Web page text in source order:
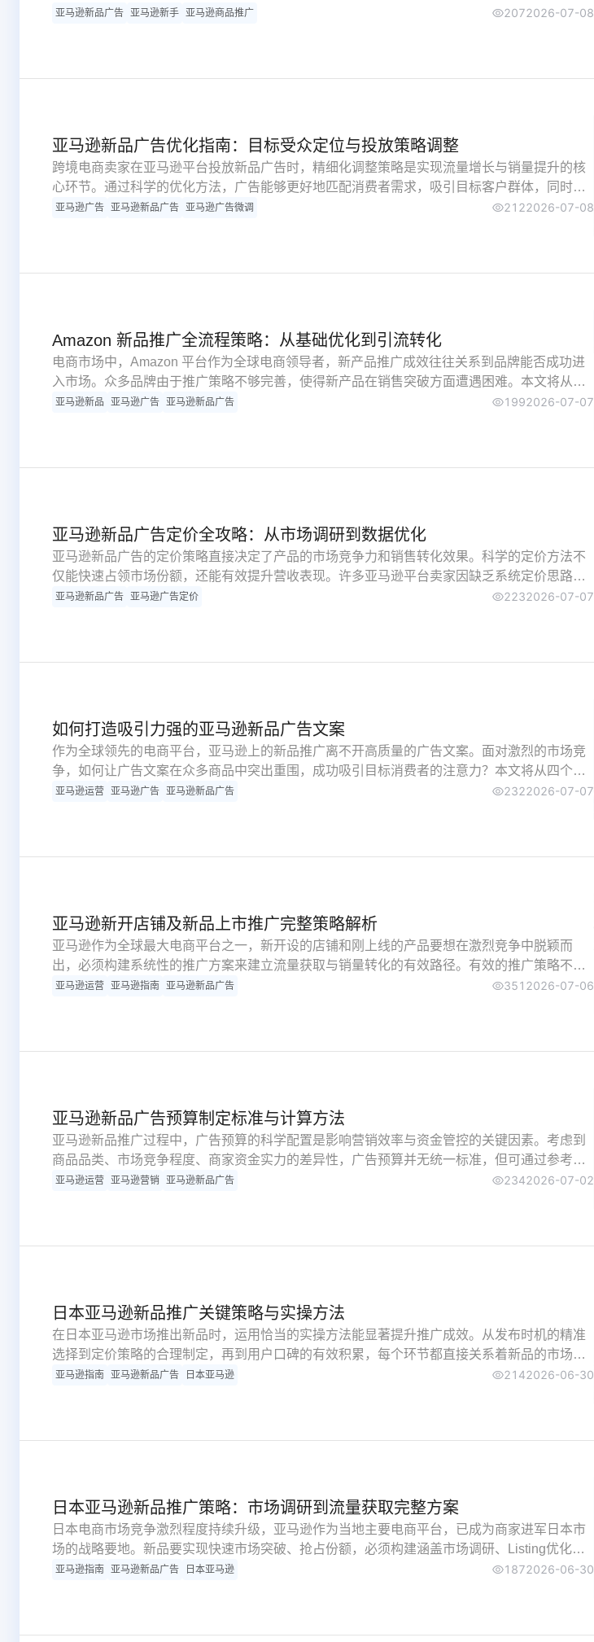
方案。
亚马逊新品广告 亚马逊新手 亚马逊商品推广 2072026-07-08
亚马逊新品广告优化指南：目标受众定位与投放策略调整
跨境电商卖家在亚马逊平台投放新品广告时，精细化调整策略是实现流量增长与销量提升的核
心环节。通过科学的优化方法，广告能够更好地匹配消费者需求，吸引目标客户群体，同时有
效控制营销成本。以下从受众分析、创意优化、素材调整、投放配置等角度，详述新品广告的
亚马逊广告 亚马逊新品广告 亚马逊广告微调 2122026-07-08
Amazon 新品推广全流程策略：从基础优化到引流转化
电商市场中，Amazon 平台作为全球电商领导者，新产品推广成效往往关系到品牌能否成功进
入市场。众多品牌由于推广策略不够完善，使得新产品在销售突破方面遭遇困难。本文将从推
广意义、策略核心到实际案例，深入解析亚马逊新品推广关键要素，帮助品牌迅速占领市场份
亚马逊新品 亚马逊广告 亚马逊新品广告 1992026-07-07
亚马逊新品广告定价全攻略：从市场调研到数据优化
亚马逊新品广告的定价策略直接决定了产品的市场竞争力和销售转化效果。科学的定价方法不
仅能快速占领市场份额，还能有效提升营收表现。许多亚马逊平台卖家因缺乏系统定价思路导
致推广成本高企、效果不理想。以下将从市场调研、成本核算、策略选择到数据优化等维度，
亚马逊新品广告 亚马逊广告定价 2232026-07-07
如何打造吸引力强的亚马逊新品广告文案
作为全球领先的电商平台，亚马逊上的新品推广离不开高质量的广告文案。面对激烈的市场竞
争，如何让广告文案在众多商品中突出重围，成功吸引目标消费者的注意力？本文将从四个关
键维度分析亚马逊新品广告文案优化策略，帮助卖家提升营销效果。
亚马逊运营 亚马逊广告 亚马逊新品广告 2322026-07-07
亚马逊新开店铺及新品上市推广完整策略解析
亚马逊作为全球最大电商平台之一，新开设的店铺和刚上线的产品要想在激烈竞争中脱颖而
出，必须构建系统性的推广方案来建立流量获取与销量转化的有效路径。有效的推广策略不仅
能够带来初期客户流量，更重要的是为店铺未来发展奠定坚实根基。本指南将从平台机制理
亚马逊运营 亚马逊指南 亚马逊新品广告 351 2026-07-06
亚马逊新品广告预算制定标准与计算方法
亚马逊新品推广过程中，广告预算的科学配置是影响营销效率与资金管控的关键因素。考虑到
商品品类、市场竞争程度、商家资金实力的差异性，广告预算并无统一标准，但可通过参考区
间和核心计算公式进行合理规划，具体策略如下。
亚马逊运营 亚马逊营销 亚马逊新品广告 2342026-07-02
日本亚马逊新品推广关键策略与实操方法
在日本亚马逊市场推出新品时，运用恰当的实操方法能显著提升推广成效。从发布时机的精准
选择到定价策略的合理制定，再到用户口碑的有效积累，每个环节都直接关系着新品的市场竞
争力。以下针对性方法将帮助卖家迅速占领市场份额。
亚马逊指南 亚马逊新品广告 日本亚马逊 2142026-06-30
日本亚马逊新品推广策略：市场调研到流量获取完整方案
日本电商市场竞争激烈程度持续升级，亚马逊作为当地主要电商平台，已成为商家进军日本市
场的战略要地。新品要实现快速市场突破、抢占份额，必须构建涵盖市场调研、Listing优化、
流量获取的全方位推广策略，确保产品需求与平台机制精准匹配。
亚马逊指南 亚马逊新品广告 日本亚马逊 1872026-06-30